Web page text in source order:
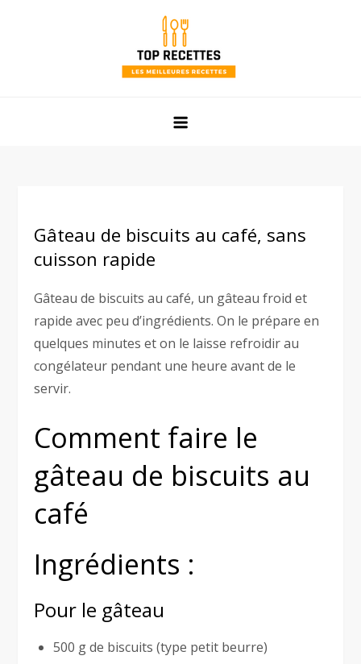
Gâteau de biscuits au café, sans
cuisson rapide
Gâteau de biscuits au café, un gâteau froid et
rapide avec peu d’ingrédients. On le prépare en
quelques minutes et on le laisse refroidir au
congélateur pendant une heure avant de le
servir.
Comment faire le
gâteau de biscuits au
café
Ingrédients :
Pour le gâteau
500 g de biscuits (type petit beurre)